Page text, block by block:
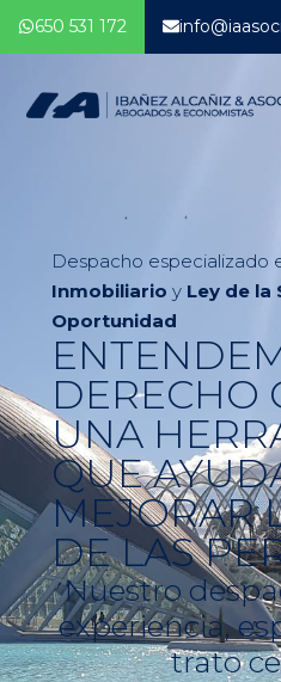
650 531 172
Despacho especializado
Inmobiliario y Ley de la
Oportunidad
DERECHO
UNA
QUE
MEJORAR
DE LAS
Nuestro
experiencia,
trato